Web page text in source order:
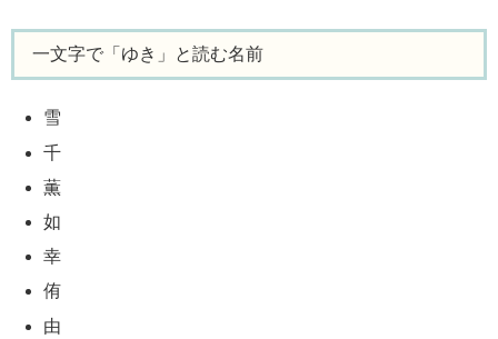
一文字で「ゆき」と読む名前
雪
千
薫
如
幸
侑
由